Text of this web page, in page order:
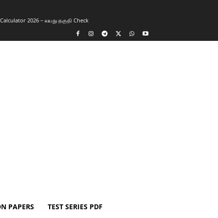
2026 – வயது தகுதி Check
PAPERS TEST SERIES PDF